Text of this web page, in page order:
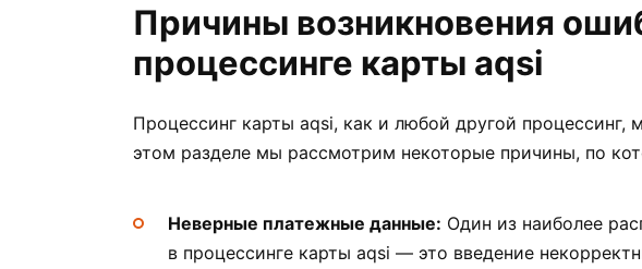
Причины возникновения
процессинге карты aqsi
Процессинг карты aqsi, как и любой другой процессинг,
этом разделе мы рассмотрим некоторые причины, по
Неверные платежные данные: Один из наиболее
в процессинге карты aqsi — это введение